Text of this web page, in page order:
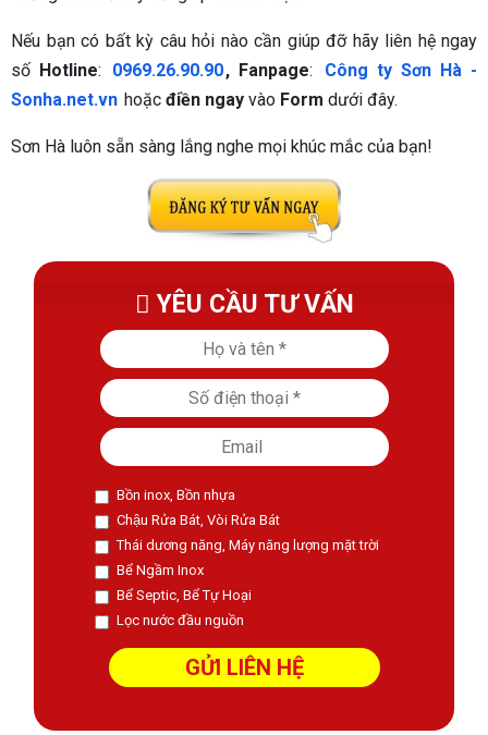
Nếu bạn có bất kỳ câu hỏi nào cần giúp đỡ hãy liên hệ ngay
số Hotline: 0969.26.90.90, Fanpage:
Công ty Sơn Hà -
Sonha.net.vn hoặc điền ngay vào Form dưới đây.
Sơn Hà luôn sẵn sàng lắng nghe mọi khúc mắc của bạn!
YÊU CẦU TƯ VẤN
Bồn inox, Bồn nhựa
Chậu Rửa Bát, Vòi Rửa Bát
Thái dương năng, Máy năng lượng mặt trời
Bể Ngầm Inox
Bể Septic, Bể Tự Hoại
Lọc nước đầu nguồn